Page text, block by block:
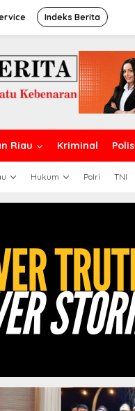
Indeks Berita
Riau Kriminal
Hukum Polri TNI